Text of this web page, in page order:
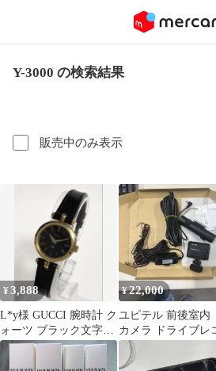
Y-3000 の検索結果
販売中のみ表示
¥3,888
L*y様 GUCCI 腕時計 ク
ォーツ ブラック文字盤
ゴールドカラー 不動
品
¥22,000
ユピテル 前後室
カメラ ドライブレ
ダー Y-3000 yupiteru